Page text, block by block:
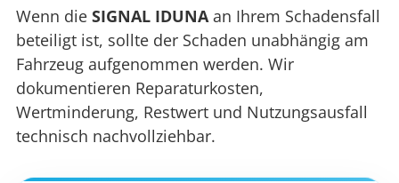
Wenn die SIGNAL IDUNAan Ihrem Schadensfall
beteiligt ist, sollte der Schaden unabhängig am
Fahrzeug aufgenommen werden. Wir
dokumentieren Reparaturkosten,
Wertminderung, Restwert und Nutzungsausfall
technisch nachvollziehbar.